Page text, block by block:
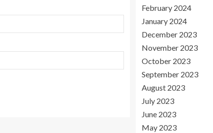
February 2024
January 2024
December 2023
November 2023
October 2023
September 2023
August 2023
July 2023
June 2023
May 2023